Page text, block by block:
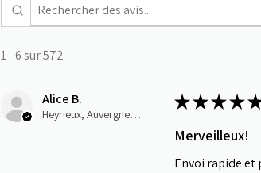
1 - 6 sur 572
Alice B.
Heyrieux, Auvergne-Rhône-Alpes
★★★★★
Merveilleux!
Envoi rapide et